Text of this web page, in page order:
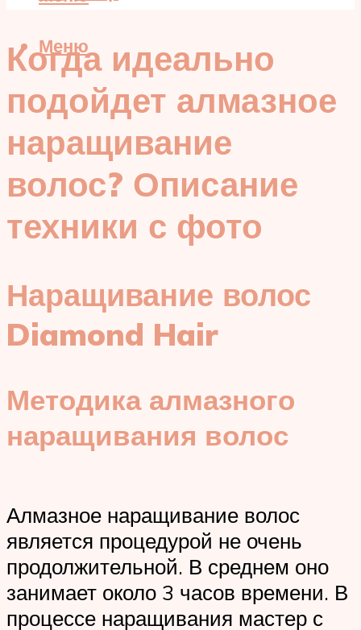
Меню
Когда идеально
подойдет алмазное
наращивание
волос? Описание
техники с фото
Наращивание волос
Diamond Hair
Методика алмазного
наращивания волос
Алмазное наращивание волос
является процедурой не очень
продолжительной. В среднем оно
занимает около 3 часов времени. В
процессе наращивания мастер с